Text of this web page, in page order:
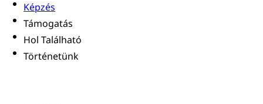
Képzés
Támogatás
Hol Található
Történetünk